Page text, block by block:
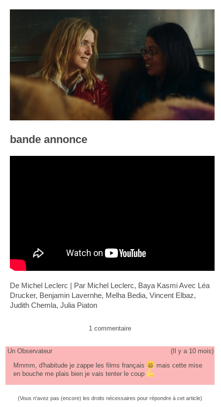
bande annonce
De Michel Leclerc | Par Michel Leclerc, Baya Kasmi Avec Léa
Drucker, Benjamin Lavernhe, Melha Bedia, Vincent Elbaz,
Judith Chemla, Julia Piaton
1 commentaire
Un Observateur ( Il y a 10 mois)
Mmmm, d'habitude je zappe les films français
mais cette mise
en bouche me plais bien je vais tenter le coup
(Vous n'avez pas (encore) les droits nécessaires pour répondre à cet article)